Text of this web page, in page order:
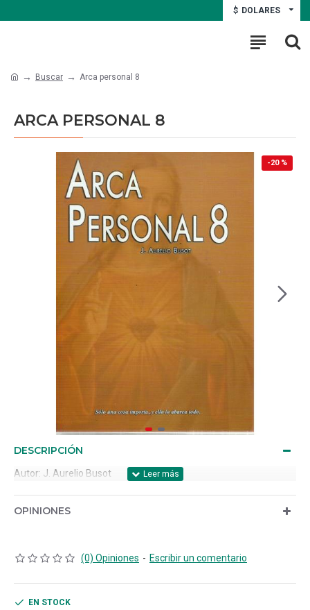
$ DOLARES
Buscar Arca personal 8
ARCA PERSONAL 8
-20 %
DESCRIPCIÓN
Autor: J. Aurelio Busot
OPINIONES
(0) Opiniones - Escribir un comentario
EN STOCK